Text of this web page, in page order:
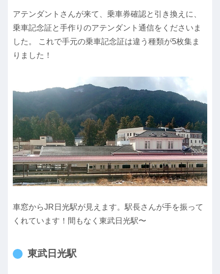
アテンダントさんが来て、乗車券確認と引き換えに、
乗車記念証と手作りのアテンダント通信をくださいま
した。 これで手元の乗車記念証は違う種類が5枚集ま
りました！
車窓からJR日光駅が見えます。駅長さんが手を振って
くれています！間もなく東武日光駅〜
東武日光駅